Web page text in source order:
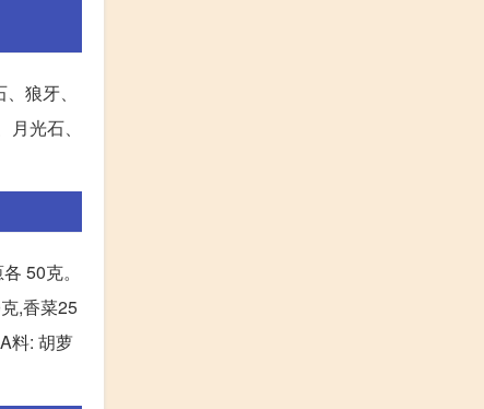
狼牙、
光石、
50克。
,香菜25
料: 胡萝